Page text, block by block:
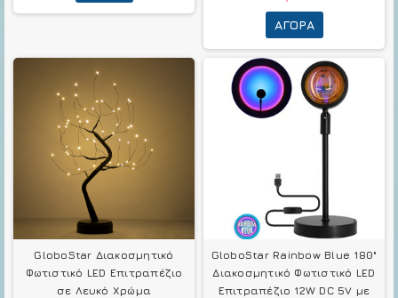
ΑΓΟΡΆ
GloboStar Διακοσμητικό
Φωτιστικό LED Επιτραπέζιο
σε Λευκό Χρώμα
GloboStar Rainbow Blue 180°
Διακοσμητικό Φωτιστικό LED
Επιτραπέζιο 12W DC 5V με